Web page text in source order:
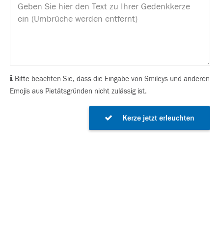
Bitte beachten Sie, dass die Eingabe von Smileys und anderen
Emojis aus Pietätsgründen nicht zulässig ist.
Kerze jetzt erleuchten